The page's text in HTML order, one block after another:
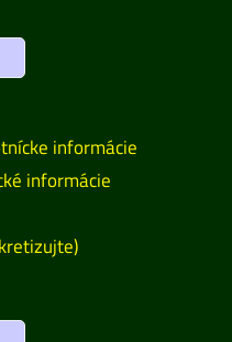
informácie
informácie